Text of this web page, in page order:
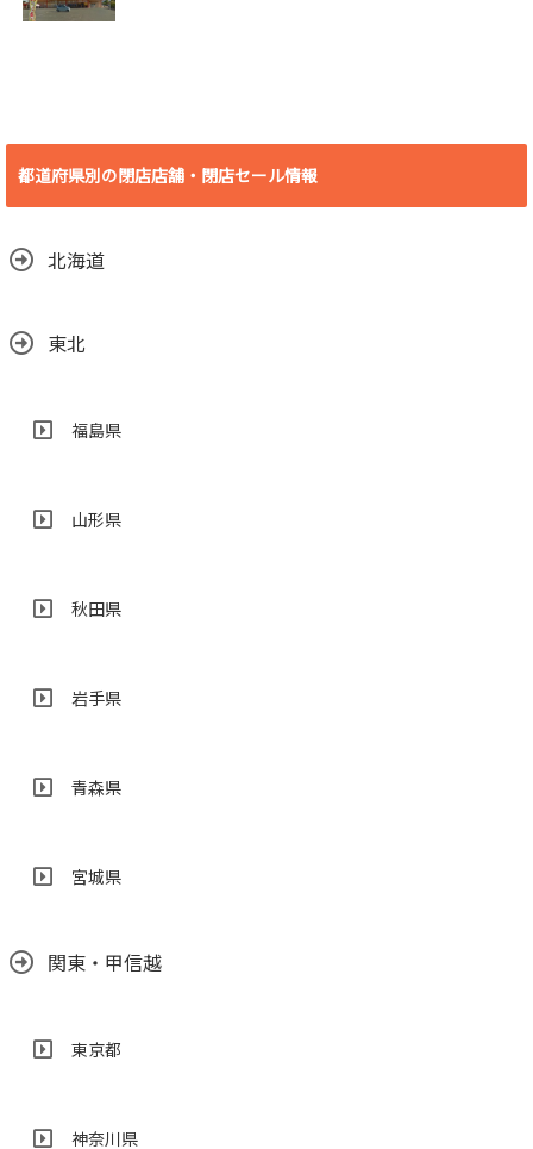
(日)をもって閉店
年6月30日(土)をも
って閉店
都道府県別の閉店店舗・閉店セール情報
北海道
東北
福島県
山形県
秋田県
岩手県
青森県
宮城県
関東・甲信越
東京都
神奈川県